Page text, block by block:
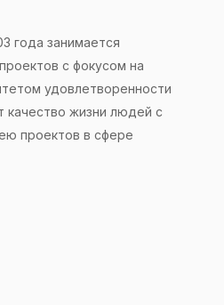
года занимается
с фокусом на
удовлетворенности
качество жизни людей с
проектов в сфере